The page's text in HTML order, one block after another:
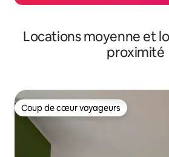
Locations moyenne et
proximité
Coup de cœur voyageurs
Coup de cœur voyageurs